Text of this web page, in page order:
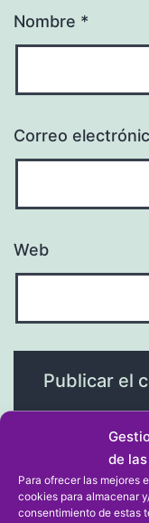
de
Para ofrecer las mejores
cookies para almacenar
consentimiento de estas
Nombre *
Correo
Web
Entrada